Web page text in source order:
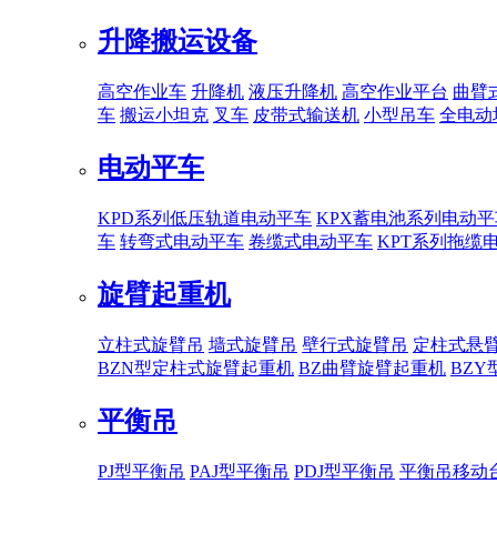
升降搬运设备
高空作业车 升降机 液压升降机 高空作业平台 曲臂
车 搬运小坦克 叉车 皮带式输送机 小型吊车 全电动
电动平车
KPD系列低压轨道电动平车 KPX蓄电池系列电动
车 转弯式电动平车 卷缆式电动平车 KPT系列拖缆
旋臂起重机
立柱式旋臂吊 墙式旋臂吊 壁行式旋臂吊 定柱式悬
BZN型定柱式旋臂起重机 BZ曲臂旋臂起重机 BZY
平衡吊
PJ型平衡吊 PAJ型平衡吊 PDJ型平衡吊 平衡吊移动